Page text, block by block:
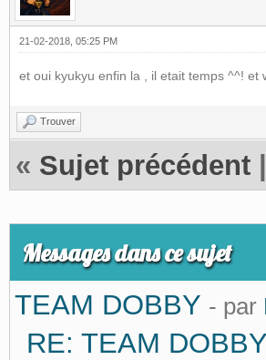
21-02-2018, 05:25 PM
et oui kyukyu enfin la , il etait temps ^^!
Trouver
« Sujet précédent
Messages dans ce sujet
TEAM DOBBY - par
RE: TEAM DOBBY